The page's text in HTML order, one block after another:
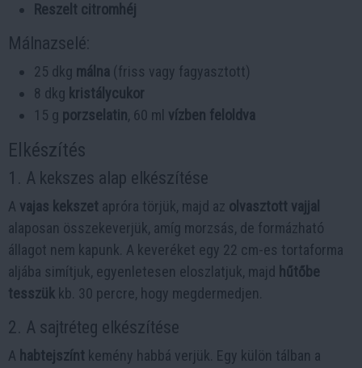
Reszelt citromhéj
Málnazselé:
25 dkg málna (friss vagy fagyasztott)
8 dkg kristálycukor
15 g porzselatin, 60 ml vízben feloldva
Elkészítés
1. A kekszes alap elkészítése
A vajas kekszet apróra törjük, majd az olvasztott vajjal
alaposan összekeverjük, amíg morzsás, de formázható
állagot nem kapunk. A keveréket egy 22 cm-es tortaforma
aljába simítjuk, egyenletesen eloszlatjuk, majd hűtőbe
tesszük kb. 30 percre, hogy megdermedjen.
2. A sajtréteg elkészítése
A habtejszínt kemény habbá verjük. Egy külön tálban a